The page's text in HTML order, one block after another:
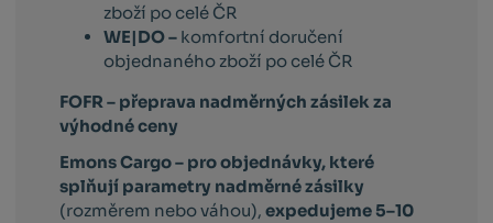
zboží po celé ČR
WE|DO – komfortní doručení
objednaného zboží po celé ČR
FOFR – přeprava nadměrných zásilek za
výhodné ceny
Emons Cargo – pro objednávky, které
splňují parametry nadměrné zásilky
(rozměrem nebo váhou),expedujeme 5–10